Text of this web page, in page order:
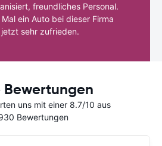
freundliches Personal.
ein Auto bei dieser Firma
sehr zufrieden.
Bewertungen
uns mit einer 8.7/10 aus
Bewertungen